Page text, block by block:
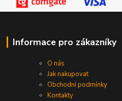
Informace pro zákazníky
O nás
Jak nakupovat
Obchodní podmínky
Kontakty